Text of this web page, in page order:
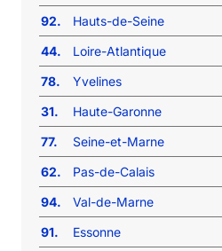
92.
Hauts-de-Seine
44.
Loire-Atlantique
78.
Yvelines
31.
Haute-Garonne
77.
Seine-et-Marne
62.
Pas-de-Calais
94.
Val-de-Marne
91.
Essonne